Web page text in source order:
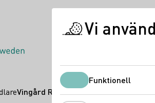
Vingård Rebenhof -
Vi
Funktionell